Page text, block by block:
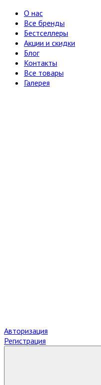
О нас
Все бренды
Бестселлеры
Акции и скидки
Блог
Контакты
Все товары
Галерея
Авторизация
Регистрация